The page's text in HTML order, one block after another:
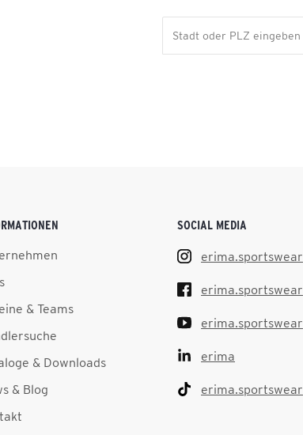
& Teams
& Downloads
& Blog
SOCIAL MEDIA
erima.sportswear
erima.sportswear
erima.sportswear
erima
erima.sportswear